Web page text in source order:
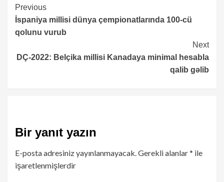
Continue
Reading
Previous
İspaniya millisi dünya çempionatlarında 100-cü
qolunu vurub
Next
DÇ-2022: Belçika millisi Kanadaya minimal hesabla
qalib gəlib
Bir yanıt yazın
E-posta adresiniz yayınlanmayacak.Gerekli alanlar* ile
işaretlenmişlerdir